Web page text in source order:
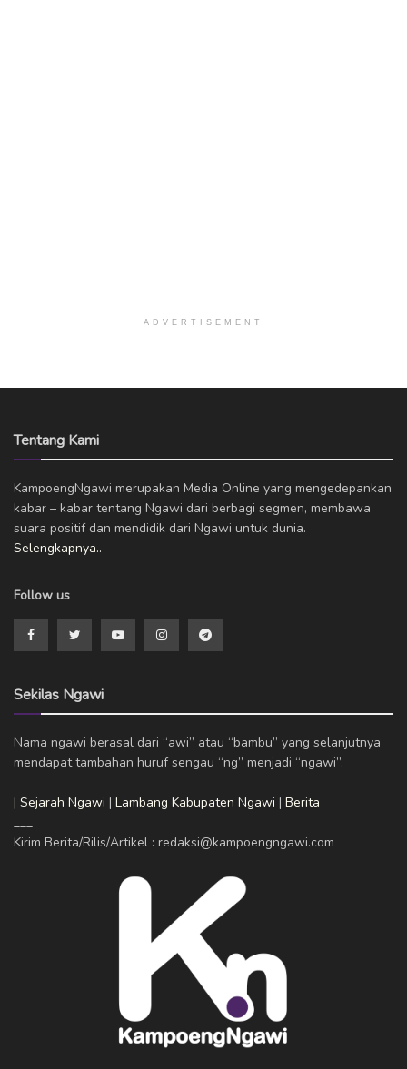
ADVERTISEMENT
Tentang Kami
KampoengNgawi merupakan Media Online yang mengedepankan
kabar – kabar tentang Ngawi dari berbagi segmen, membawa
suara positif dan mendidik dari Ngawi untuk dunia.
Selengkapnya..
Follow us
Sekilas Ngawi
Nama ngawi berasal dari “awi” atau “bambu” yang selanjutnya
mendapat tambahan huruf sengau “ng” menjadi “ngawi”.
| Sejarah Ngawi | Lambang Kabupaten Ngawi | Berita
Kirim Berita/Rilis/Artikel : redaksi@kampoengngawi.com